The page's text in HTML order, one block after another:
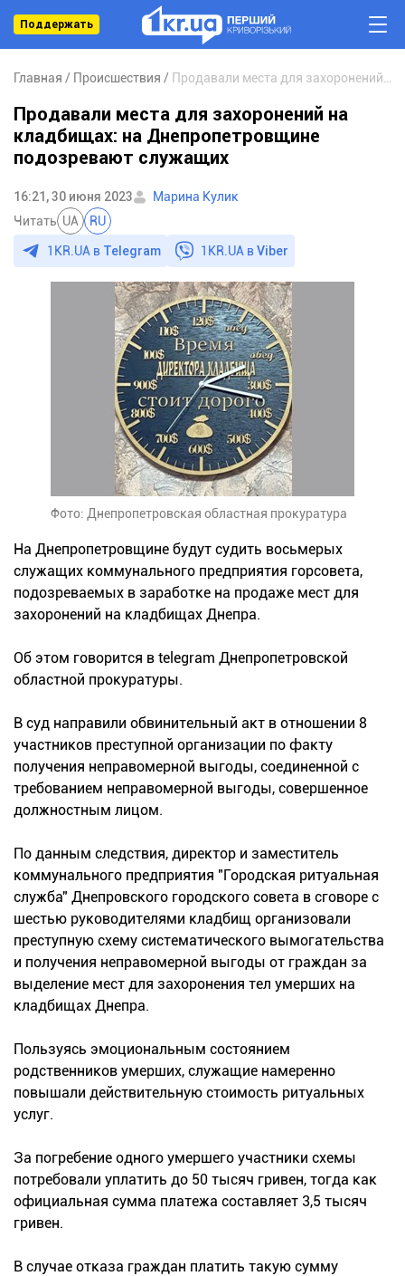
Поддержать
Главная Происшествия
Продавали места для захоронений на
кладбищах: на Днепропетровщине
подозревают служащих
16:21, 30 июня 2023
Марина Кулик
Читать UA RU
1KR.UA в Telegram 1KR.UA вViber
Фото: Днепропетровская областная прокуратура
На Днепропетровщине будут судить восьмерых
служащих коммунального предприятия горсовета,
подозреваемых в заработке на продаже мест для
захоронений на кладбищах Днепра.
Об этом говорится в telegram Днепропетровской
областной прокуратуры.
В суд направили обвинительный акт в отношении 8
участников преступной организации по факту
получения неправомерной выгоды, соединенной с
требованием неправомерной выгоды, совершенное
должностным лицом.
По данным следствия, директор и заместитель
коммунального предприятия "Городская ритуальная
служба" Днепровского городского совета в сговоре с
шестью руководителями кладбищ организовали
преступную схему систематического вымогательства
и получения неправомерной выгоды от граждан за
выделение мест для захоронения тел умерших на
кладбищах Днепра.
Пользуясь эмоциональным состоянием
родственников умерших, служащие намеренно
повышали действительную стоимость ритуальных
услуг.
За погребение одного умершего участники схемы
потребовали уплатить до 50 тысяч гривен, тогда как
официальная сумма платежа составляет 3,5 тысяч
гривен.
В случае отказа граждан платить такую сумму